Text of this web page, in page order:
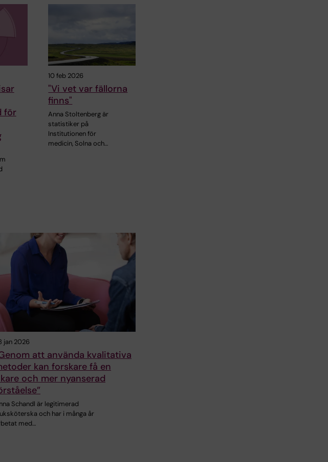
för
10 feb 2026
"Vi vet var fällorna
finns"
Anna Stoltenberg är
statistiker på
Institutionen för
medicin, Solna och…
jan 2026
att använda kvalitativa
kan forskare få en
och mer nyanserad
Schandl är legitimerad
och har i många år
med…